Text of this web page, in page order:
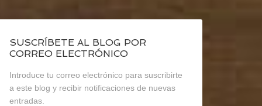
SUSCRÍBETE AL BLOG POR
CORREO ELECTRÓNICO
Introduce tu correo electrónico para suscribirte
a este blog y recibir notificaciones de nuevas
entradas.